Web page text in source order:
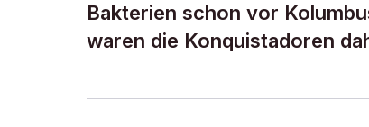
Bakterien schon vor
waren die Konquistadoren